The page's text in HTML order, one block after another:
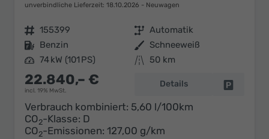
unverbindliche Lieferzeit: 18.10.2026 Neuwagen
Fahrzeugnr. 155399 Getriebe Automatik
Kraftstoff Benzin Außenfarbe Schneeweiß
Leistung 74 kW (101 PS) Kilometerstand 50 km
22.840,– €
incl. 19% MwSt.
Details
Verbrauch kombiniert: 5,60 l/100km
CO2-Klasse: D
CO2-Emissionen: 127,00 g/km